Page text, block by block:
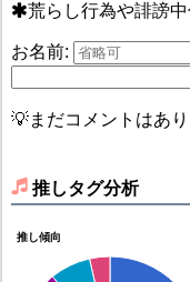
荒らし行為や誹謗
お名前:
💡まだコメントはあ
推しタグ分析
推し傾向